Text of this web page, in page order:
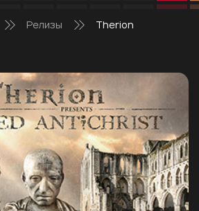
Релизы Therion